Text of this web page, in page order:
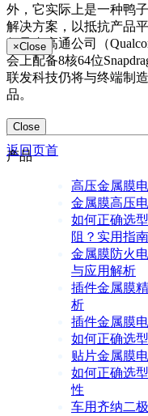
外，它实际上是一种鸭
解决方案，以抵抗产品
领导者高通公司（
会上配备8核64位
联发科技仍将与终端制
品。
返回页首
×Close
Close
产品
高压金属膜
金属膜高压
如何正确选
阻？实用指南
金属膜防火
与应用解析
插件金属膜
析
插件金属膜
如何正确选
贴片金属膜
如何正确选
性
车用齐纳二